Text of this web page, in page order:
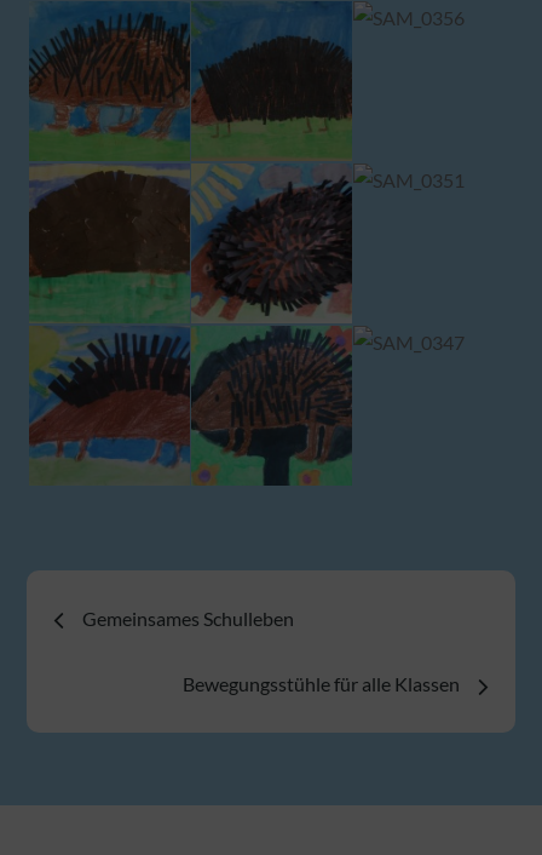
Beitragsnavigation
Gemeinsames Schulleben
Bewegungsstühle für alle Klassen